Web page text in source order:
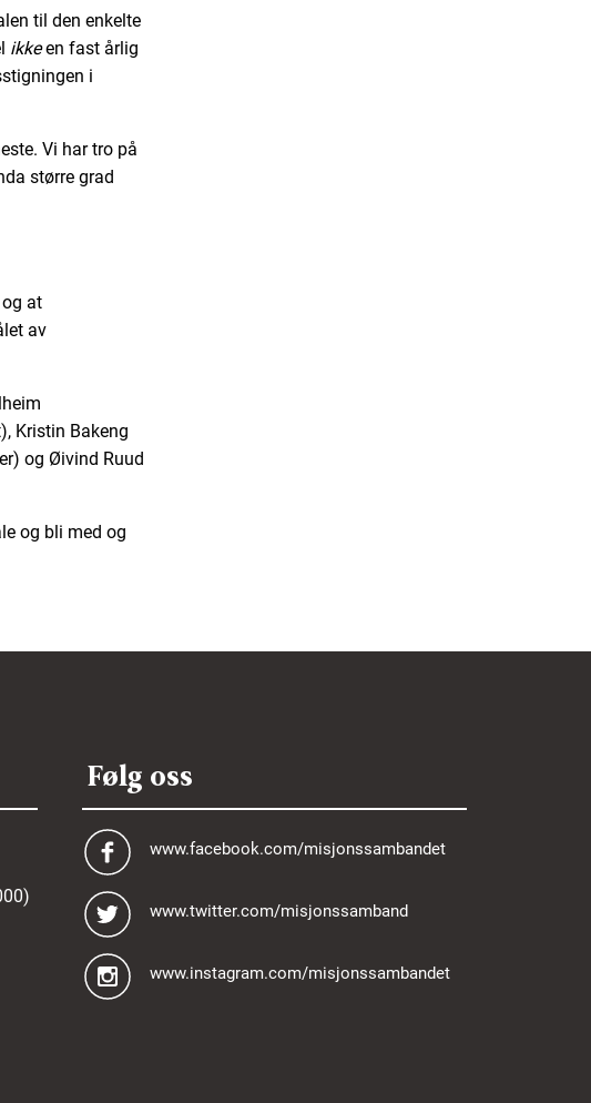
til den enkelte
ikkeen fast årlig
i
Vi har tro på
større grad
at
av
Kristin Bakeng
og Øivind Ruud
og bli med og
Følg oss
www.facebook.com/misjonssambandet
www.twitter.com/misjonssamband
www.instagram.com/misjonssambandet